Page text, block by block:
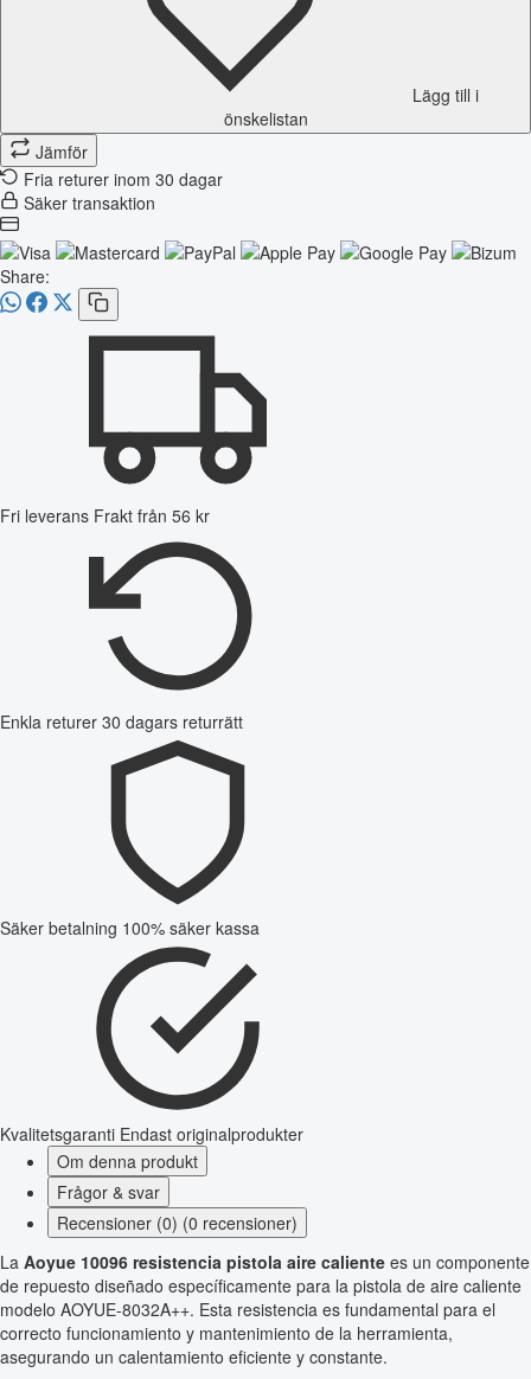
Lägg till i
önskelistan
Jämför
Fria returer inom 30 dagar
Säker transaktion
Share:
Fri leverans Frakt från 56 kr
Enkla returer 30 dagars returrätt
Säker betalning 100% säker kassa
Kvalitetsgaranti Endast originalprodukter
Om denna produkt
Frågor & svar
Recensioner (0) (0 recensioner)
La Aoyue 10096 resistencia pistola aire caliente es un componente
de repuesto diseñado específicamente para la pistola de aire caliente
modelo AOYUE-8032A++. Esta resistencia es fundamental para el
correcto funcionamiento y mantenimiento de la herramienta,
asegurando un calentamiento eficiente y constante.